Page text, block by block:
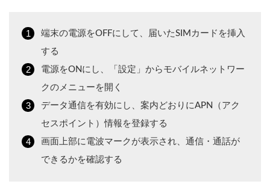
端末の電源をOFFにして、届いたSIMカードを挿入
する
電源をONにし、「設定」からモバイルネットワー
クのメニューを開く
データ通信を有効にし、案内どおりにAPN（アク
セスポイント）情報を登録する
画面上部に電波マークが表示され、通信・通話が
できるかを確認する